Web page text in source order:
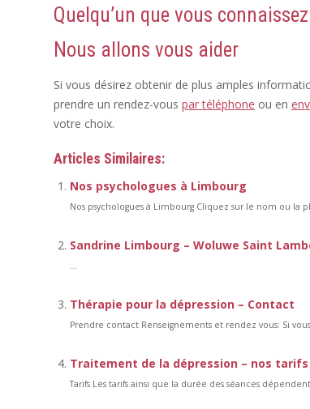
Quelqu’un que vous
Nous allons vous aider
Si vous désirez obtenir de plus amples
prendre un rendez-vous par téléphone ou en
votre choix.
Articles Similaires:
Nos psychologues à Limbourg
Nos psychologues à Limbourg Cliquez sur le nom ou la
Sandrine Limbourg – Woluwe Saint
...
Thérapie pour la dépression – Contact
Prendre contact Renseignements et rendez vous: Si
Traitement de la dépression – nos tarifs
Tarifs Les tarifs ainsi que la durée des séances